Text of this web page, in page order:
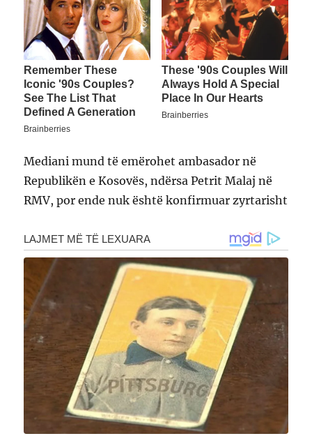
Mediani mund të emërohet ambasador në
Republikën e Kosovës, ndërsa Petrit Malaj në
RMV, por ende nuk është konfirmuar zyrtarisht